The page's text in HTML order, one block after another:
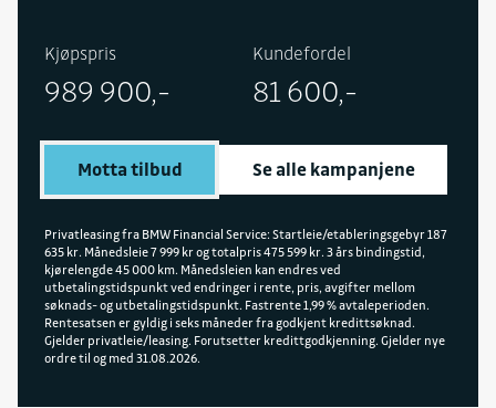
Kjøpspris
989 900,-
Kundefordel
81 600,-
Motta tilbud Se alle kampanjene
Privatleasing fra BMW Financial Service: Startleie/etableringsgebyr 187
635 kr. Månedsleie 7 999 kr og totalpris 475 599 kr. 3 års bindingstid,
kjørelengde 45 000 km. Månedsleien kan endres ved
utbetalingstidspunkt ved endringer i rente, pris, avgifter mellom
søknads- og utbetalingstidspunkt. Fastrente 1,99 % avtaleperioden.
Rentesatsen er gyldig i seks måneder fra godkjent kredittsøknad.
Gjelder privatleie/leasing. Forutsetter kredittgodkjenning. Gjelder nye
ordre til og med 31.08.2026.